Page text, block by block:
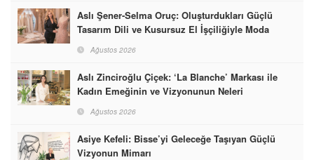
Aslı Şener-Selma Oruç: Oluşturdukları Güçlü
Tasarım Dili ve Kusursuz El İşçiliğiyle Moda
Dünyasına İmzalarını Attılar
Ağustos 2026
Aslı Zinciroğlu Çiçek: ‘La Blanche’ Markası ile
Kadın Emeğinin ve Vizyonunun Neleri
Başarabileceğinin En Güzel Örneğini Sunuyor
Ağustos 2026
Asiye Kefeli: Bisse’yi Geleceğe Taşıyan Güçlü
Vizyonun Mimarı